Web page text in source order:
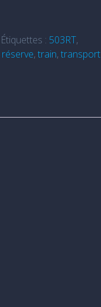
Étiquettes : 503RT,
réserve,train,transport